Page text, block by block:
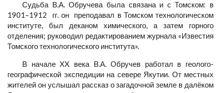
Судьба В.А. Обручева была связана и с Томском: в
1901–1912 гг. он преподавал в Томском технологическом
институте, был деканом химического, а затем горного
отделения; руководил редактированием журнала «Известия
Томского технологического института».
В начале XX века В.А. Обручев работал в геолого-
географической экспедиции на севере Якутии. От местных
жителей он услышал рассказ о загадочной земле в далёком